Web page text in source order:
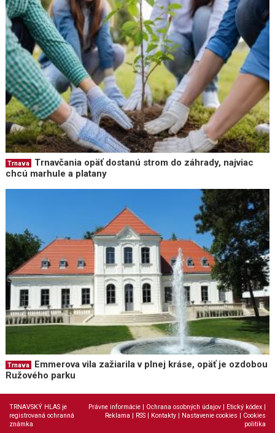
Trnava
Trnavčania opäť dostanú strom do záhrady, najviac
chcú marhule a platany
Trnava
Emmerova vila zažiarila v plnej kráse, opäť je ozdobou
Ružového parku
TRNAVSKÝ HLAS je
registrovaná ochranná
známka
Právne informácie Ochrana osobných údajov Etický kódex
Reklama
RSS Kontakty Nastavenie cookies
Cookies
politika